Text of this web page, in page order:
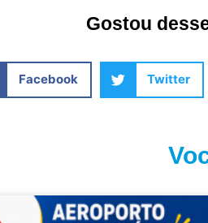
Gostou
Facebook Twitter